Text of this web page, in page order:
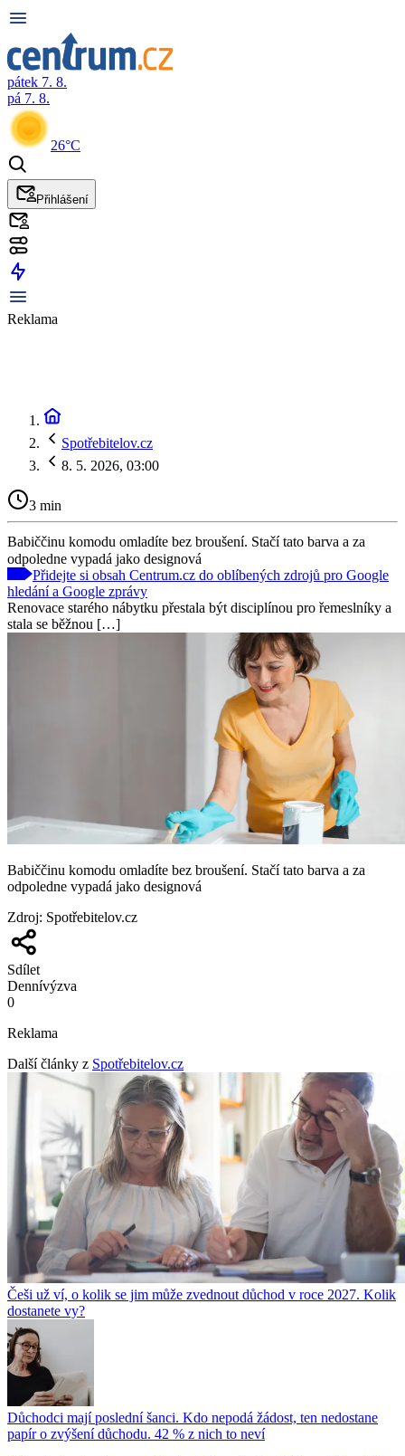
pátek 7. 8.
pá 7. 8.
26°C
Přihlášení
Reklama
Spotřebitelov.cz
8. 5. 2026, 03:00
3 min
Babiččinu komodu omladíte bez broušení. Stačí tato barva a za
odpoledne vypadá jako designová
Přidejte si obsah Centrum.cz do oblíbených zdrojů pro Google
hledání a Google zprávy
Renovace starého nábytku přestala být disciplínou pro řemeslníky a
stala se běžnou […]
Babiččinu komodu omladíte bez broušení. Stačí tato barva a za
odpoledne vypadá jako designová
Zdroj: Spotřebitelov.cz
Sdílet
Dennívýzva
0
Reklama
Další články z Spotřebitelov.cz
Češi už ví, o kolik se jim může zvednout důchod v roce 2027. Kolik
dostanete vy?
Důchodci mají poslední šanci. Kdo nepodá žádost, ten nedostane
papír o zvýšení důchodu. 42 % z nich to neví